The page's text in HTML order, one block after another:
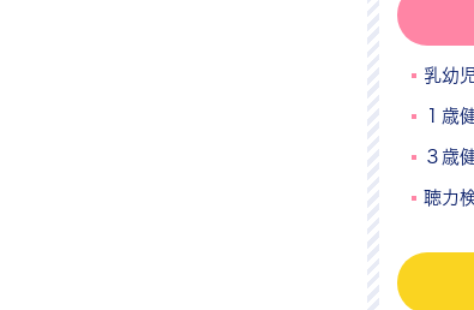
乳幼
１歳
３歳
聴力